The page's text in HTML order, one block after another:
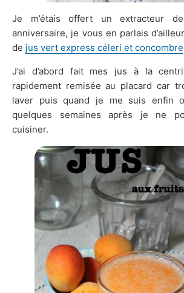
Je m’étais offert un extracteur
anniversaire, je vous en parlais
de jus vert express céleri et concombre
J’ai d’abord fait mes jus à la
rapidement remisée au placard car
laver puis quand je me suis enfin
quelques semaines après je ne
cuisiner.